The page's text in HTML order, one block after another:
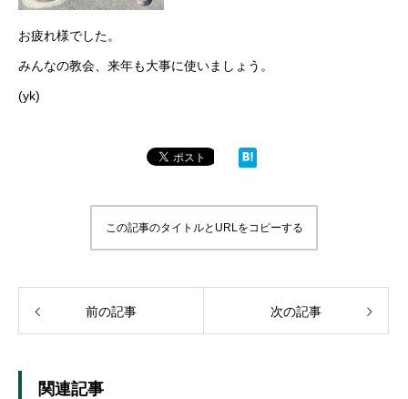
お疲れ様でした。
みんなの教会、来年も大事に使いましょう。
(yk)
この記事のタイトルとURLをコピーする
前の記事 次の記事
関連記事